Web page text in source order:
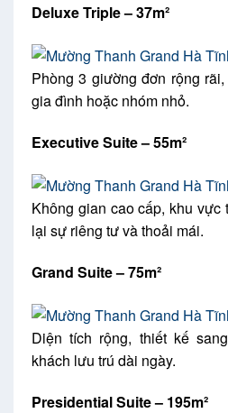
Deluxe Triple – 37m²
Phòng 3 giường đơn rộng
gia đình hoặc nhóm nhỏ.
Executive Suite – 55m²
Không gian cao cấp, khu vực
lại sự riêng tư và thoải mái.
Grand Suite – 75m²
Diện tích rộng, thiết kế
khách lưu trú dài ngày.
Presidential Suite – 195m²